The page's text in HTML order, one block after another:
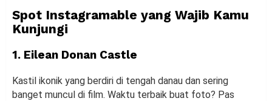
Spot Instagramable yang Wajib Kamu
Kunjungi
1. Eilean Donan Castle
Kastil ikonik yang berdiri di tengah danau dan sering
banget muncul di film. Waktu terbaik buat foto? Pas